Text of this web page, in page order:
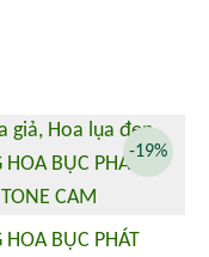
HOA BỤC PHÁT
-19%